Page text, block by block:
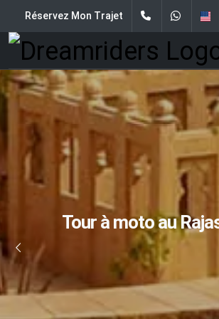
Réservez Mon Trajet
Tour à moto au